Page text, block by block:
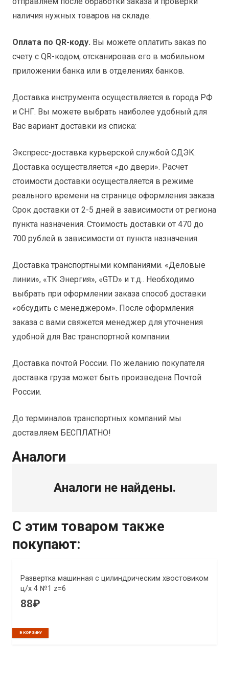
наличия нужных товаров на складе.
Оплата по QR-коду. Вы можете оплатить заказ по
счету с QR-кодом, отсканировав его в мобильном
приложении банка или в отделениях банков.
Доставка инструмента осуществляется в города РФ
и СНГ. Вы можете выбрать наиболее удобный для
Вас вариант доставки из списка:
Экспресс-доставка курьерской службой СДЭК.
Доставка осуществляется «до двери». Расчет
стоимости доставки осуществляется в режиме
реального времени на странице оформления заказа.
Срок доставки от 2-5 дней в зависимости от региона
пункта назначения. Стоимость доставки от 470 до
700 рублей в зависимости от пункта назначения.
Доставка транспортными компаниями. «Деловые
линии», «ТК Энергия», «GTD» и т.д.. Необходимо
выбрать при оформлении заказа способ доставки
«обсудить с менеджером». После оформления
заказа с вами свяжется менеджер для уточнения
удобной для Вас транспортной компании.
Доставка почтой России. По желанию покупателя
доставка груза может быть произведена Почтой
России.
До терминалов транспортных компаний мы
доставляем БЕСПЛАТНО!
Аналоги
Аналоги не найдены.
С этим товаром также
покупают:
Развертка машинная с цилиндрическим хвостовиком
ц/х 4 №1 z=6
88₽
В КОРЗИНУ